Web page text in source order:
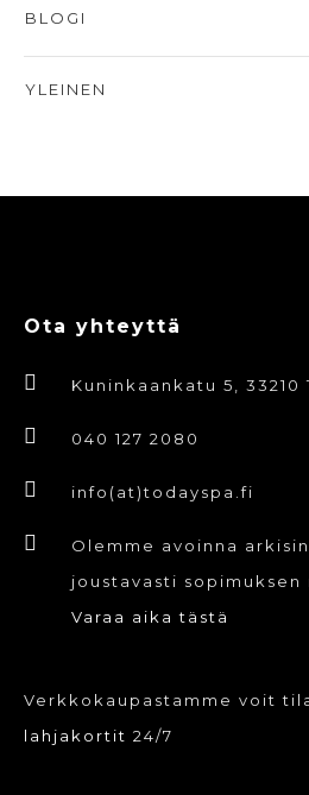
BLOGI
YLEINEN
Ota yhteyttä
Kuninkaankatu 5, 33210
040 127 2080
info(at)todayspa.fi
Olemme avoinna
joustavasti sopimuksen
Varaa aika tästä
Verkkokaupastamme voit
lahjakortit 24/7